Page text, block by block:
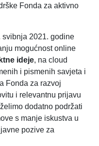
Fonda za aktivno
svibnja 2021. godine
mogućnost online
ideje, na cloud
i pismenih savjeta i
Fonda za razvoj
i relevantnu prijavu
dodatno podržati
s manje iskustva u
pozive za